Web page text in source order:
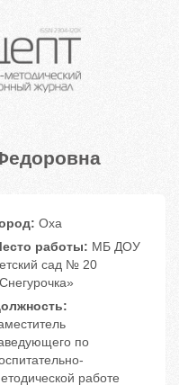
Оха
работы: МБ ДОУ
сад № 20
по
работе